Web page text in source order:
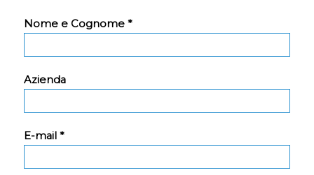
Nome e Cognome *
Azienda
E-mail *